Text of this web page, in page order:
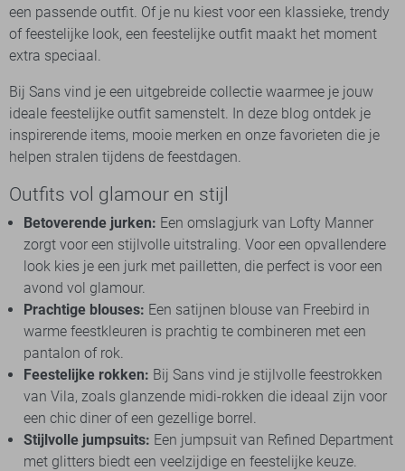
een passende outfit. Of je nu kiest voor een klassieke, trendy
of feestelijke look, een feestelijke outfit maakt het moment
extra speciaal.
Bij Sans vind je een uitgebreide collectie waarmee je jouw
ideale feestelijke outfit samenstelt. In deze blog ontdek je
inspirerende items, mooie merken en onze favorieten die je
helpen stralen tijdens de feestdagen.
Outfits vol glamour en stijl
Betoverende jurken: Een omslagjurk van Lofty Manner
zorgt voor een stijlvolle uitstraling. Voor een opvallendere
look kies je een jurk met pailletten, die perfect is voor een
avond vol glamour.
Prachtige blouses: Een satijnen blouse van Freebird in
warme feestkleuren is prachtig te combineren met een
pantalon of rok.
Feestelijke rokken: Bij Sans vind je stijlvolle feestrokken
van Vila, zoals glanzende midi-rokken die ideaal zijn voor
een chic diner of een gezellige borrel.
Stijlvolle jumpsuits: Een jumpsuit van Refined Department
met glitters biedt een veelzijdige en feestelijke keuze.